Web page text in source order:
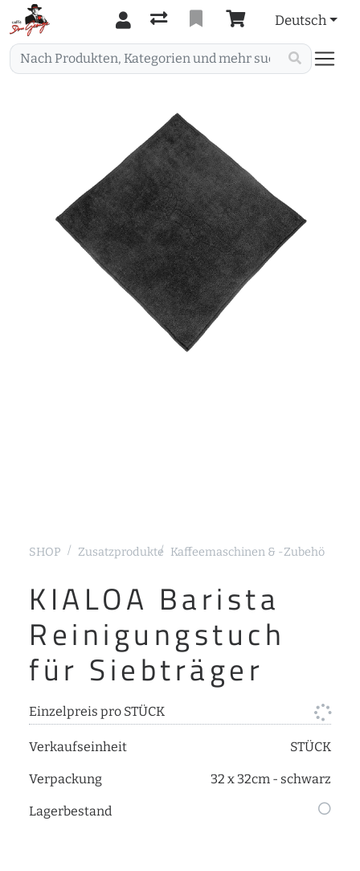
Deutsch
SHOP Zusatzprodukte Kaffeemaschinen & -Zubehör
KIALOA Barista
Reinigungstuch
für Siebträger
Einzelpreis pro STÜCK
Verkaufseinheit STÜCK
Verpackung 32 x 32cm - schwarz
Lagerbestand